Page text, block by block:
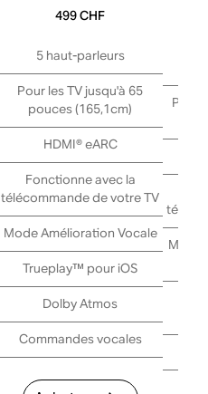
499 CHF
5 haut-parleurs
Pour les TV jusqu'à 65
pouces (165,1cm)
HDMI® eARC
Fonctionne avec la
télécommande de votre TV
Mode Amélioration Vocale
Trueplay™ pour iOS
Dolby Atmos
Commandes vocales
Pour
Mode